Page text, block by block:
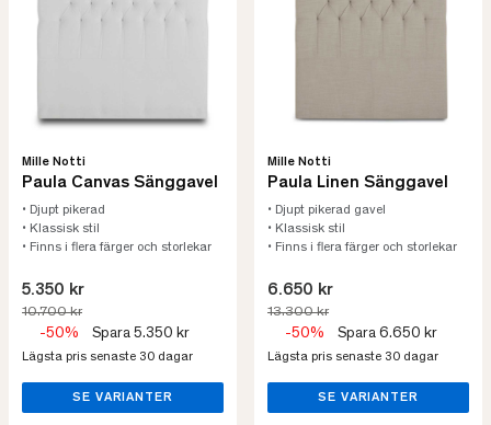
Mille Notti
Paula Canvas Sänggavel
• Djupt pikerad
• Klassisk stil
• Finns i flera färger och storlekar
5.350 kr
10.700 kr
-50% Spara 5.350 kr
Lägsta pris senaste 30 dagar
SE VARIANTER
Mille Notti
Paula Linen Sänggavel
• Djupt pikerad gavel
• Klassisk stil
• Finns i flera färger och storlekar
6.650 kr
13.300 kr
-50% Spara 6.650 kr
Lägsta pris senaste 30 dagar
SE VARIANTER